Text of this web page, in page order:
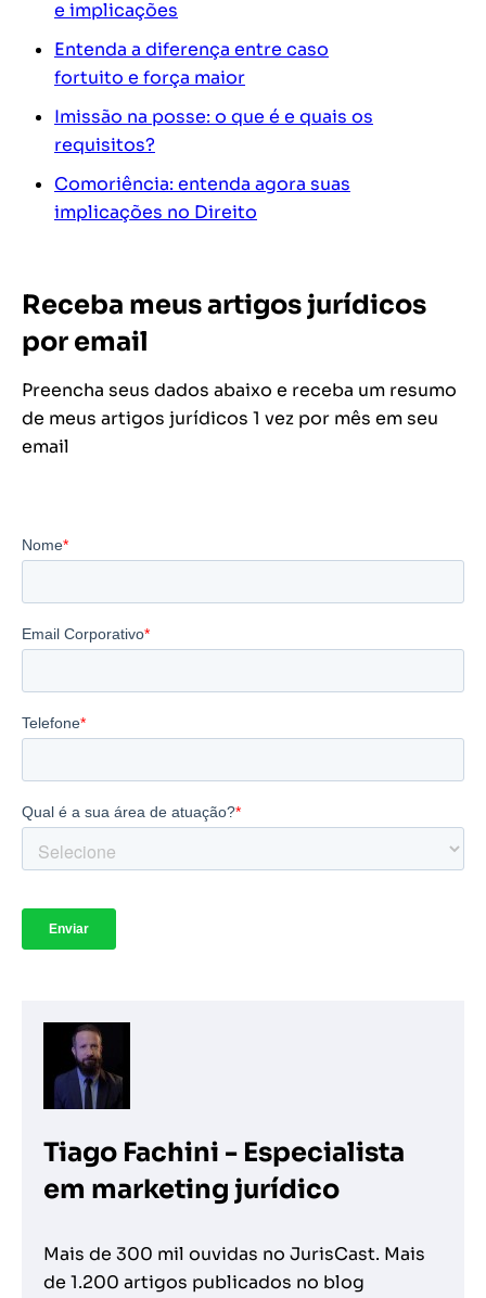
e implicações
Entenda a diferença entre caso
fortuito e força maior
Imissão na posse: o que é e quais os
requisitos?
Comoriência: entenda agora suas
implicações no Direito
Receba meus artigos jurídicos
por email
Preencha seus dados abaixo e receba um resumo
de meus artigos jurídicos 1 vez por mês em seu
email
Tiago Fachini - Especialista
em marketing jurídico
Mais de 300 mil ouvidas no JurisCast. Mais
de 1.200 artigos publicados no blog